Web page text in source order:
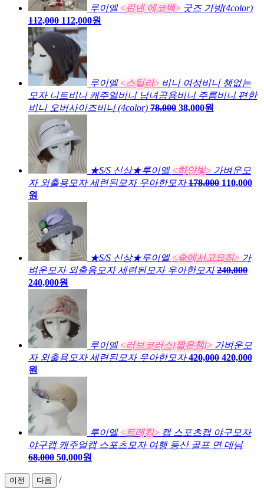
루이엘 <린넨 에코백> 굿즈 가방(4color)
112,000 112,000원
루이엘 <스틸러> 비니 여성비니 챙없는
모자 니트비니 캐주얼비니 남녀공용비니 주름비니 편한
비니 오버사이즈비니 (4color) 78,000 38,000원
★S/S 신상★루이엘 <하얀빛> 가벼운모
자 외출용모자 세련된모자 우아한모자 178,000 110,000
원
★S/S 신상★루이엘 <숲에서고요히> 가
벼운모자 외출용모자 세련된모자 우아한모자 240,000
240,000원
루이엘 <러브코러스[짧은챙]> 가벼운모
자 외출용모자 세련된모자 우아한모자 420,000 420,000
원
루이엘 <트레킹> 캡 스포츠캡 야구모자
야구캡 캐주얼캡 스포츠모자 여행 등산 골프 면 데님
68,000 50,000원
이전 다음 /